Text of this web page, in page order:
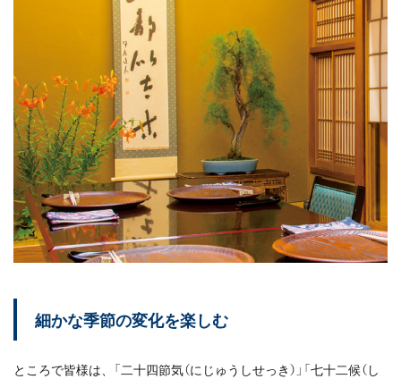
細かな季節の変化を楽しむ
ところで皆様は、「二十四節気（にじゅうしせっき）」「七十二候（し